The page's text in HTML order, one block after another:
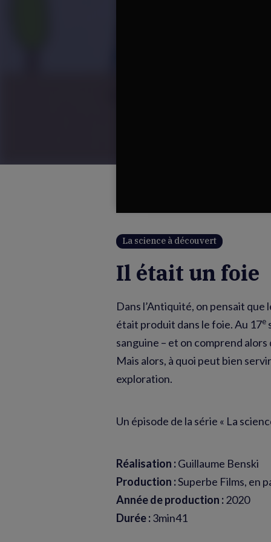
La science à découvert
Il était un foie
Dans l’Antiquité, on pensait
était produit dans le foie. Au 17e
sanguine – et on comprend
Mais alors, à quoi peut bien
exploration.
Un épisode de la série « La
Réalisation :Guillaume Benski
Production :Superbe Films, en
Année de production :2020
Durée :3min41